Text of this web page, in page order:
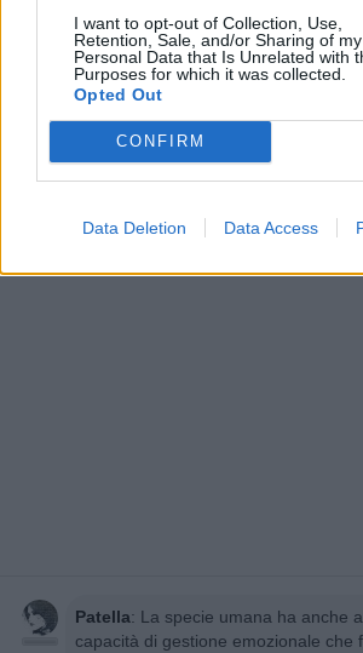
I want to opt-out of Collection, Use,
Retention, Sale, and/or Sharing of my
Personal Data that Is Unrelated with
Purposes for which it was collected.
Opted Out
CONFIRM
Data Deletion Data Access
Patella: La specie umana ha anche
capacità di gestione emozionale che